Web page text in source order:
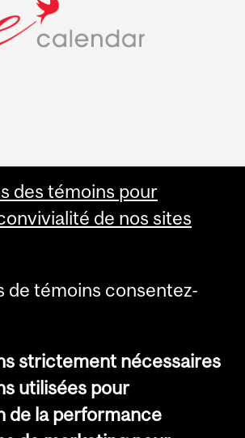
Contact
© Université McGill, 2026
des témoins pour
de nos sites
de témoins consentez-
strictement nécessaires
utilisées pour
de la performance